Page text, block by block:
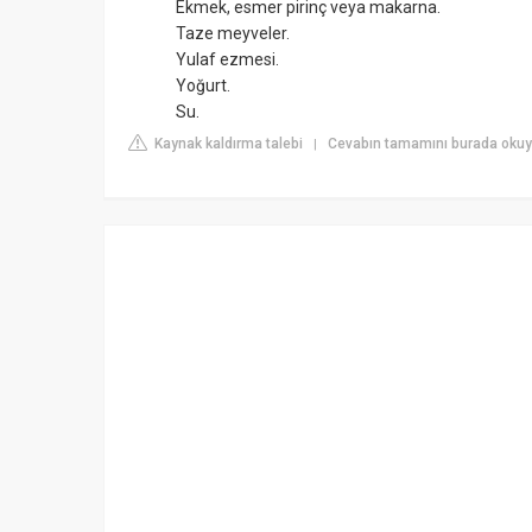
Ekmek, esmer pirinç veya makarna.
Taze meyveler.
Yulaf ezmesi.
Yoğurt.
Su.
Kaynak kaldırma talebi | Cevabın tamamını burada